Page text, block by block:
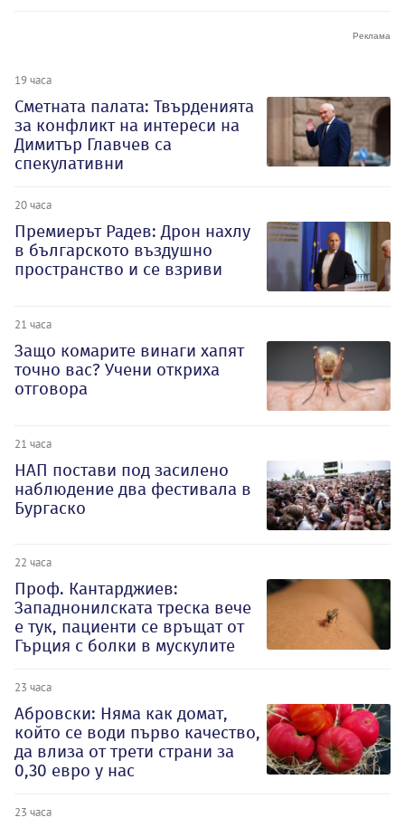
19 часа
Сметната палата: Твърденията
за конфликт на интереси на
Димитър Главчев са
спекулативни
20 часа
Премиерът Радев: Дрон нахлу
в българското въздушно
пространство и се взриви
21 часа
Защо комарите винаги хапят
точно вас? Учени откриха
отговора
21 часа
НАП постави под засилено
наблюдение два фестивала в
Бургаско
22 часа
Проф. Кантарджиев:
Западнонилската треска вече
е тук, пациенти се връщат от
Гърция с болки в мускулите
23 часа
Абровски: Няма как домат,
който се води първо качество,
да влиза от трети страни за
0,30 евро у нас
23 часа